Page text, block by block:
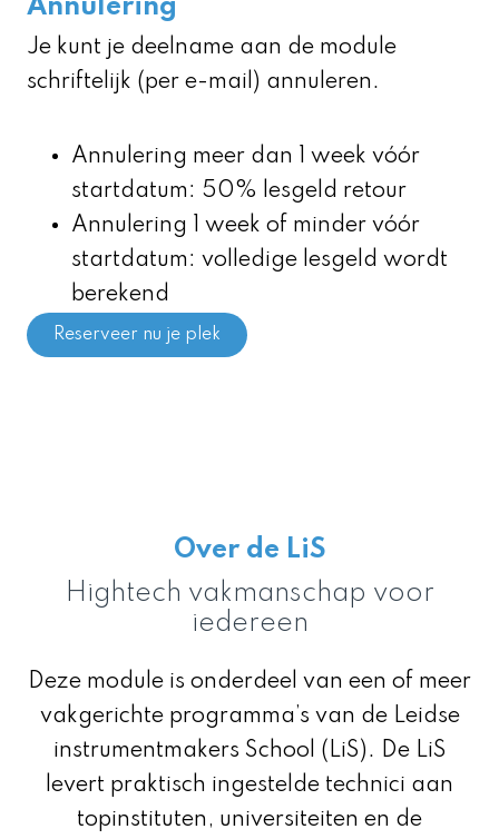
Annulering
Je kunt je deelname aan de module
schriftelijk (per e-mail) annuleren.
Annulering meer dan 1 week vóór
startdatum: 50% lesgeld retour
Annulering 1 week of minder vóór
startdatum: volledige lesgeld wordt
berekend
Reserveer nu je plek
Over de LiS
Hightech vakmanschap voor
iedereen
Deze module is onderdeel van een of meer
vakgerichte programma’s van de Leidse
instrumentmakers School (LiS). De LiS
levert praktisch ingestelde technici aan
topinstituten, universiteiten en de